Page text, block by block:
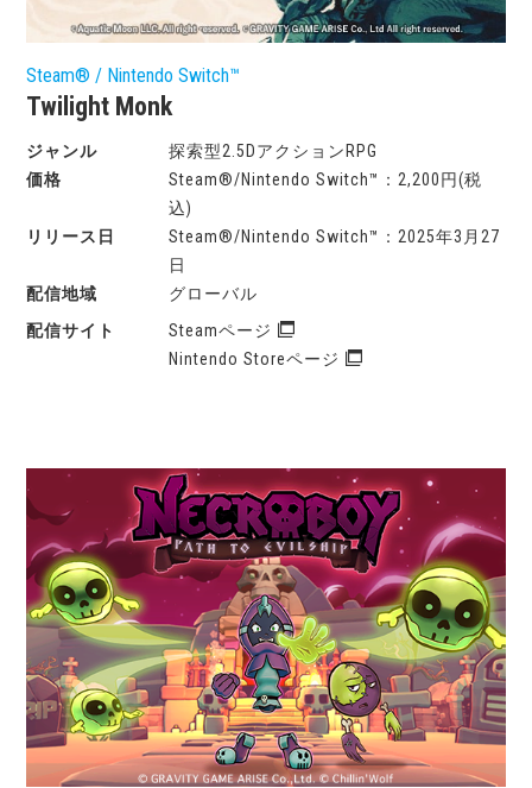
Steam® / Nintendo Switch™
Twilight Monk
探索型2.5DアクションRPG
Steam®/Nintendo Switch™：2,200円(税
込)
Steam®/Nintendo Switch™：2025年3月27
日
グローバル
Steamページ
Nintendo Storeページ